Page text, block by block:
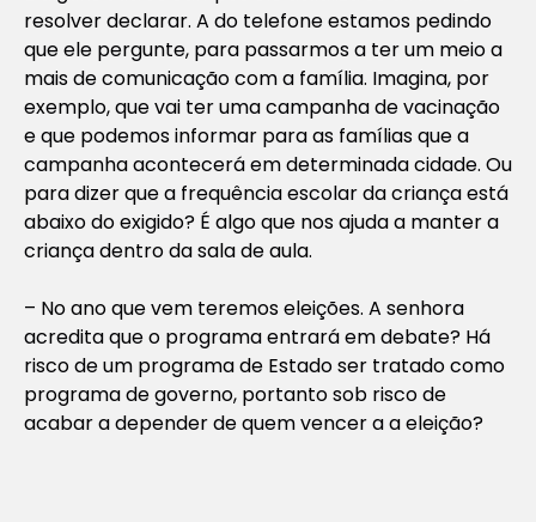
resolver declarar. A do telefone estamos pedindo
que ele pergunte, para passarmos a ter um meio a
mais de comunicação com a família. Imagina, por
exemplo, que vai ter uma campanha de vacinação
e que podemos informar para as famílias que a
campanha acontecerá em determinada cidade. Ou
para dizer que a frequência escolar da criança está
abaixo do exigido? É algo que nos ajuda a manter a
criança dentro da sala de aula.
– No ano que vem teremos eleições. A senhora
acredita que o programa entrará em debate? Há
risco de um programa de Estado ser tratado como
programa de governo, portanto sob risco de
acabar a depender de quem vencer a a eleição?